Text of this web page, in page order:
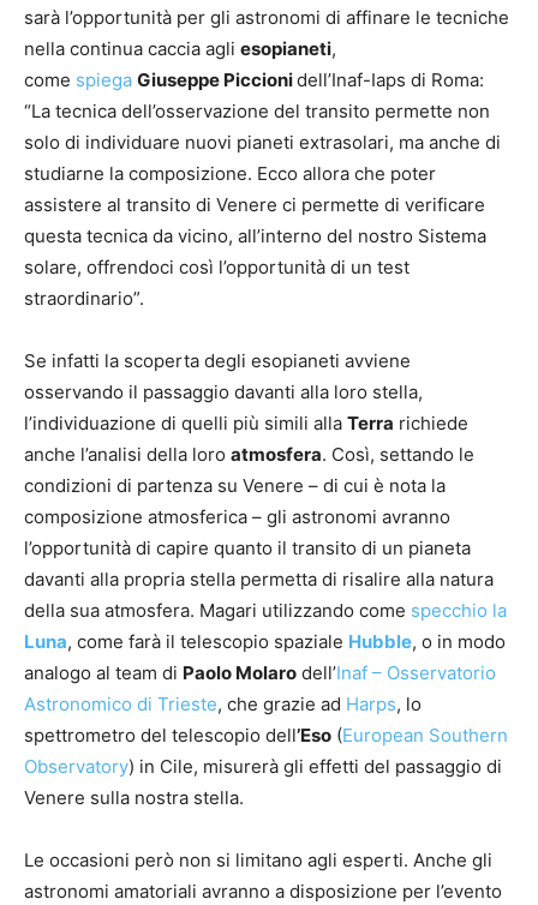
sarà l’opportunità per gli astronomi di affinare le tecniche
nella continua caccia agli esopianeti,
come spiega Giuseppe Piccionidell’Inaf-Iaps di Roma:
“La tecnica dell’osservazione del transito permette non
solo di individuare nuovi pianeti extrasolari, ma anche di
studiarne la composizione. Ecco allora che poter
assistere al transito di Venere ci permette di verificare
questa tecnica da vicino, all’interno del nostro Sistema
solare, offrendoci così l’opportunità di un test
straordinario”.
Se infatti la scoperta degli esopianeti avviene
osservando il passaggio davanti alla loro stella,
l’individuazione di quelli più simili alla Terra richiede
anche l’analisi della loro atmosfera. Così, settando le
condizioni di partenza su Venere – di cui è nota la
composizione atmosferica – gli astronomi avranno
l’opportunità di capire quanto il transito di un pianeta
davanti alla propria stella permetta di risalire alla natura
della sua atmosfera. Magari utilizzando come specchio la
Luna, come farà il telescopio spaziale Hubble, o in modo
analogo al team di Paolo Molaro dell’Inaf – Osservatorio
Astronomico di Trieste, che grazie ad Harps, lo
spettrometro del telescopio dell’Eso (European Southern
Observatory) in Cile, misurerà gli effetti del passaggio di
Venere sulla nostra stella.
Le occasioni però non si limitano agli esperti. Anche gli
astronomi amatoriali avranno a disposizione per l’evento